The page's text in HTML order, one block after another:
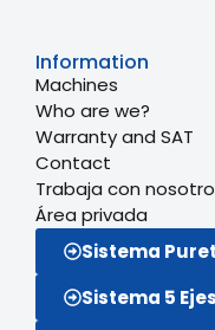
Information
Machines
Who are we?
Warranty and SAT
Contact
Trabaja con
Área privada
Sistema
Sistema 5 Ejes